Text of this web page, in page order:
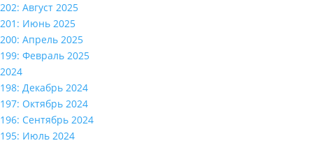
202: Август 2025
201: Июнь 2025
200: Апрель 2025
199: Февраль 2025
2024
198: Декабрь 2024
197: Октябрь 2024
196: Сентябрь 2024
195: Июль 2024